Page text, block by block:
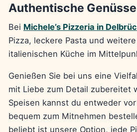
Authentische
Bei Michele’s Pizzeria in
Pizza, leckere Pasta und
italienischen Küche im
Genießen Sie bei uns eine
mit Liebe zum Detail zubereitet
Speisen kannst du entweder
bequem zum Mitnehmen
beliebt ist unsere Option, jede